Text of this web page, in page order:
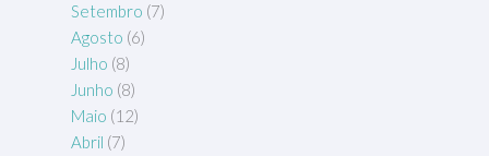
Setembro (7)
Agosto (6)
Julho (8)
Junho (8)
Maio (12)
Abril (7)